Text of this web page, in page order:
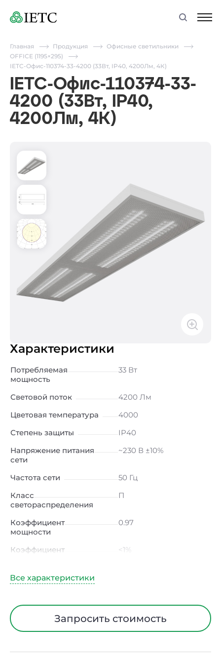
Главная Продукция
Офисные светильники
OFFICE (1195×295)
IETC-Офис-110374-33-4200 (33Вт, IP40, 4200Лм, 4К)
IETC-Офис-110374-33-
4200 (33Вт, IP40,
4200Лм, 4К)
Характеристики
Потребляемая
мощность
33 Вт
Световой поток
4200 Лм
Цветовая температура
4000
Степень защиты
IP40
Напряжение питания
сети
~230 В ±10%
Частота сети
50 Гц
Класс
светораспределения
П
Коэффициент
мощности
0.97
Коэффициент
<1%
Индекс цветопередачи
Тип кривой силы света
Д (косинусная)
Угол рассеивания
120ᵒ
Запросить стоимость